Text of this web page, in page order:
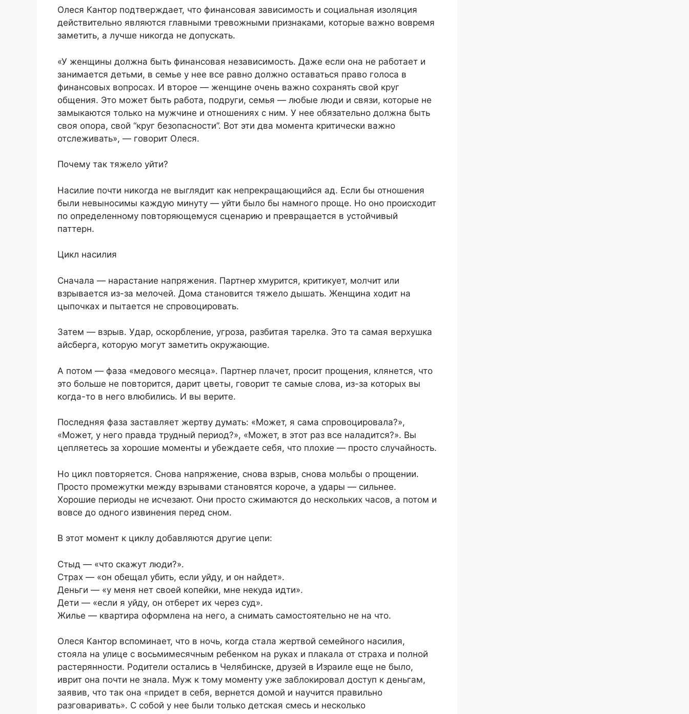
Олеся Кантор подтверждает, что финансовая зависимость и социальная изоляция
действительно являются главными тревожными признаками, которые важно вовремя
заметить, а лучше никогда не допускать.
«У женщины должна быть финансовая независимость. Даже если она не работает и
занимается детьми, в семье у нее все равно должно оставаться право голоса в
финансовых вопросах. И второе — женщине очень важно сохранять свой круг
общения. Это может быть работа, подруги, семья — любые люди и связи, которые не
замыкаются только на мужчине и отношениях с ним. У нее обязательно должна быть
своя опора, свой “круг безопасности”. Вот эти два момента критически важно
отслеживать», — говорит Олеся.
Почему так тяжело уйти?
Насилие почти никогда не выглядит как непрекращающийся ад. Если бы отношения
были невыносимы каждую минуту — уйти было бы намного проще. Но оно происходит
по определенному повторяющемуся сценарию и превращается в устойчивый
паттерн.
Цикл насилия
Сначала — нарастание напряжения. Партнер хмурится, критикует, молчит или
взрывается из-за мелочей. Дома становится тяжело дышать. Женщина ходит на
цыпочках и пытается не спровоцировать.
Затем — взрыв. Удар, оскорбление, угроза, разбитая тарелка. Это та самая верхушка
айсберга, которую могут заметить окружающие.
А потом — фаза «медового месяца». Партнер плачет, просит прощения, клянется, что
это больше не повторится, дарит цветы, говорит те самые слова, из-за которых вы
когда-то в него влюбились. И вы верите.
Последняя фаза заставляет жертву думать: «Может, я сама спровоцировала?»,
«Может, у него правда трудный период?», «Может, в этот раз все наладится?». Вы
цепляетесь за хорошие моменты и убеждаете себя, что плохие — просто случайность.
Но цикл повторяется. Снова напряжение, снова взрыв, снова мольбы о прощении.
Просто промежутки между взрывами становятся короче, а удары — сильнее.
Хорошие периоды не исчезают. Они просто сжимаются до нескольких часов, а потом и
вовсе до одного извинения перед сном.
В этот момент к циклу добавляются другие цепи:
Стыд — «что скажут люди?».
Страх — «он обещал убить, если уйду, и он найдет».
Деньги — «у меня нет своей копейки, мне некуда идти».
Дети — «если я уйду, он отберет их через суд».
Жилье — квартира оформлена на него, а снимать самостоятельно не на что.
Олеся Кантор вспоминает, что в ночь, когда стала жертвой семейного насилия,
стояла на улице с восьмимесячным ребенком на руках и плакала от страха и полной
растерянности. Родители остались в Челябинске, друзей в Израиле еще не было,
иврит она почти не знала. Муж к тому моменту уже заблокировал доступ к деньгам,
заявив, что так она «придет в себя, вернется домой и научится правильно
разговаривать». С собой у нее были только детская смесь и несколько